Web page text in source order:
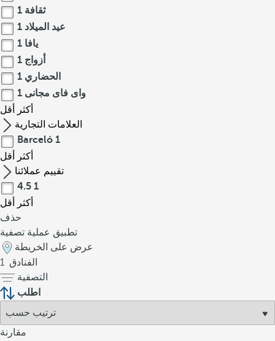
ثقافة 1
عيد الميلاد 1
يافا 1
أزواج 1
الحضاري 1
واى فاى مجانى 1
أكثر
أقل
العلامات التجارية
Barceló 1
أكثر
أقل
تقييم عملائنا
4.5 1
أكثر
أقل
حذف
تطبيق عملية تصفية
عرض على الخريطة
1 الفنادق
التصفية
اطلب
مقارنة